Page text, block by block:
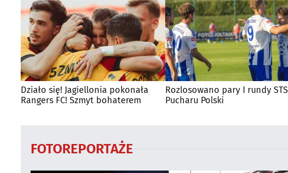
Działo się! Jagiellonia pokonała
Rangers FC! Szmyt bohaterem
Rozlosowano pary I rundy STS
Pucharu Polski
FOTOREPORTAŻE